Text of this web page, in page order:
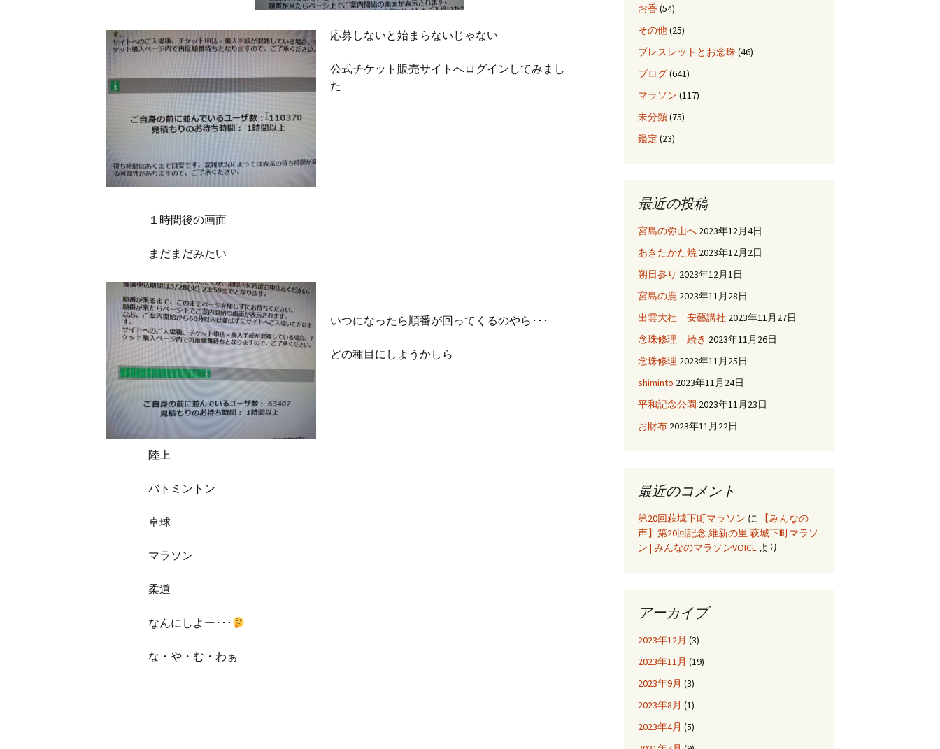
応募しないと始まらないじゃない
公式チケット販売サイトへログインしてみまし
た
１時間後の画面
まだまだみたい
いつになったら順番が回ってくるのやら･･･
どの種目にしようかしら
陸上
バトミントン
卓球
マラソン
柔道
なんにしよー･･･
な・や・む・わぁ
お香(54)
その他(25)
ブレスレットとお念珠(46)
ブログ(641)
マラソン (117)
未分類(75)
鑑定 (23)
最近の投稿
宮島の弥山へ 2023年12月4日
あきたかた焼 2023年12月2日
朔日参り 2023年12月1日
宮島の鹿 2023年11月28日
出雲大社 安藝講社 2023年11月27日
念珠修理 続き 2023年11月26日
念珠修理 2023年11月25日
shiminto 2023年11月24日
平和記念公園 2023年11月23日
お財布 2023年11月22日
最近のコメント
第20回萩城下町マラソン に
【みんなの
声】第20回記念 維新の里 萩城下町マラソ
ン | みんなのマラソンVOICE より
アーカイブ
2023年12月 (3)
2023年11月 (19)
2023年9月 (3)
2023年8月 (1)
2023年4月 (5)